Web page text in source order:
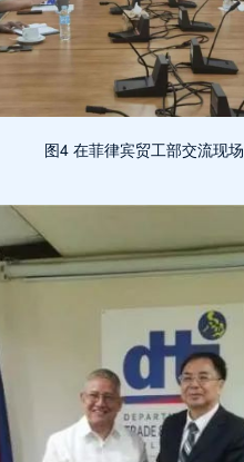
图4 在菲律宾贸工部交流现场